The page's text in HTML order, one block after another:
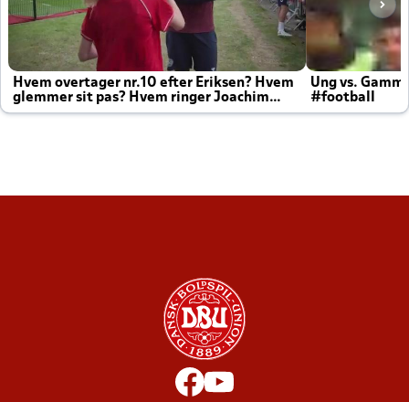
Hvem overtager nr.10 efter Eriksen? Hvem
glemmer sit pas? Hvem ringer Joachim
altid til efter kampe?
Ung vs.
#football